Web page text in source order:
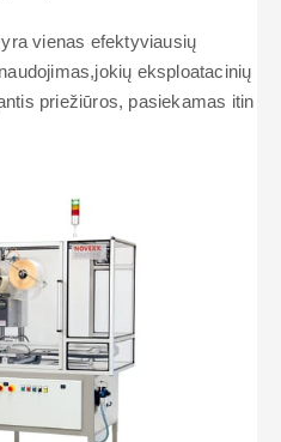
vienas efektyviausių
eksploatacinių
priežiūros, pasiekamas itin